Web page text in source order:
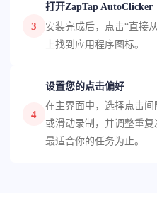
3
打开ZapTap AutoClicker
安装完成后，点击“直接
上找到应用程序图标。
4
设置您的点击偏好
在主界面中，选择点击
或滑动录制，并调整重
最适合你的任务为止。